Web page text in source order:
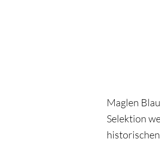
Maglen
Selektion